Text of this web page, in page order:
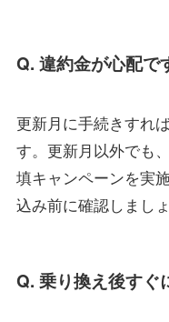
Q. 違約金が心配で
更新月に手続きすれ
す。更新月以外でも
填キャンペーンを実
込み前に確認しましょ
Q. 乗り換え後すぐ